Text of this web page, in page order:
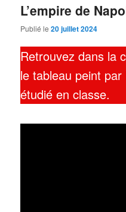
L’empire de
Publié le20 juillet 2024
Retrouvez dans la
le tableau peint
étudié en classe.